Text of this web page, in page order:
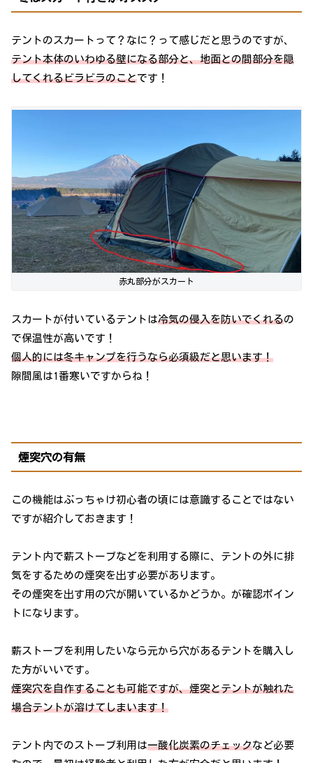
テントのスカートって？なに？って感じだと思うのですが、
テント本体のいわゆる壁になる部分と、地面との間部分を隠
してくれるビラビラのことです！
赤丸部分がスカート
スカートが付いているテントは冷気の侵入を防いでくれるの
で保温性が高いです！
個人的には冬キャンプを行うなら必須級だと思います！
隙間風は1番寒いですからね！
煙突穴の有無
この機能はぶっちゃけ初心者の頃には意識することではない
ですが紹介しておきます！
テント内で薪ストーブなどを利用する際に、テントの外に排
気をするための煙突を出す必要があります。
その煙突を出す用の穴が開いているかどうか。が確認ポイン
トになります。
薪ストーブを利用したいなら元から穴があるテントを購入し
た方がいいです。
煙突穴を自作することも可能ですが、煙突とテントが触れた
場合テントが溶けてしまいます！
テント内でのストーブ利用は一酸化炭素のチェックなど必要